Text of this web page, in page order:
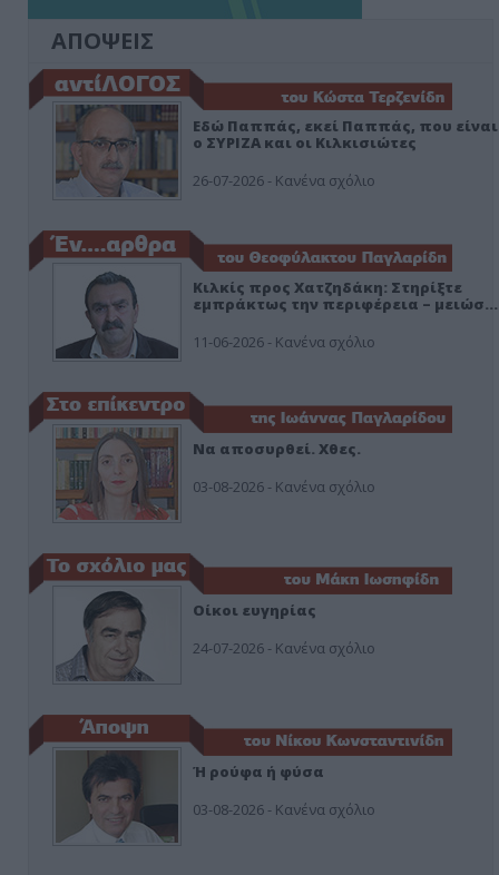
ΑΠΟΨΕΙΣ
Εδώ Παππάς, εκεί Παππάς, που είναι
ο ΣΥΡΙΖΑ και οι Κιλκισιώτες
26-07-2026 - Κανένα σχόλιο
Κιλκίς προς Χατζηδάκη: Στηρίξτε
εμπράκτως την περιφέρεια – μειώσ…
11-06-2026 - Κανένα σχόλιο
Να αποσυρθεί. Χθες.
03-08-2026 - Κανένα σχόλιο
Οίκοι ευγηρίας
24-07-2026 - Κανένα σχόλιο
Ή ρούφα ή φύσα
03-08-2026 - Κανένα σχόλιο